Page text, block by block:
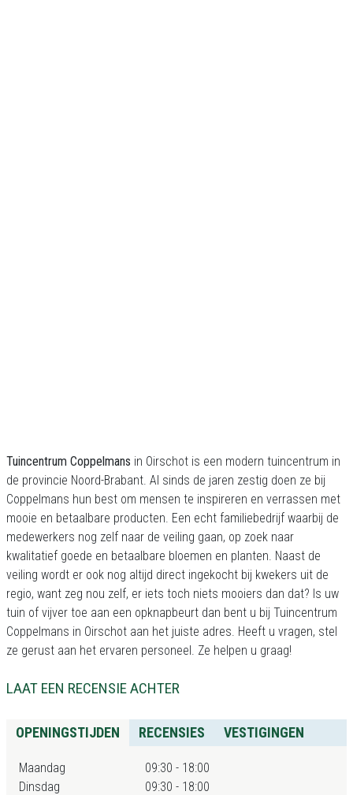
Tuincentrum Coppelmans in Oirschot is een modern tuincentrum in
de provincie Noord-Brabant. Al sinds de jaren zestig doen ze bij
Coppelmans hun best om mensen te inspireren en verrassen met
mooie en betaalbare producten. Een echt familiebedrijf waarbij de
medewerkers nog zelf naar de veiling gaan, op zoek naar
kwalitatief goede en betaalbare bloemen en planten. Naast de
veiling wordt er ook nog altijd direct ingekocht bij kwekers uit de
regio, want zeg nou zelf, er iets toch niets mooiers dan dat? Is uw
tuin of vijver toe aan een opknapbeurt dan bent u bij Tuincentrum
Coppelmans in Oirschot aan het juiste adres. Heeft u vragen, stel
ze gerust aan het ervaren personeel. Ze helpen u graag!
LAAT EEN RECENSIE ACHTER
OPENINGSTIJDEN RECENSIES VESTIGINGEN
Maandag
09:30 - 18:00
Dinsdag
09:30 - 18:00